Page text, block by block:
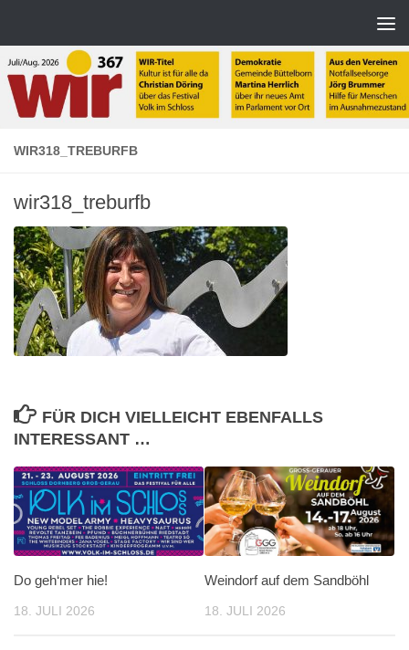
WIR318_TREBURFB
wir318_treburfb
FÜR DICH VIELLEICHT EBENFALLS
INTERESSANT …
Do geh‘mer hie!
18. JULI 2026
Weindorf auf dem Sandböhl
18. JULI 2026